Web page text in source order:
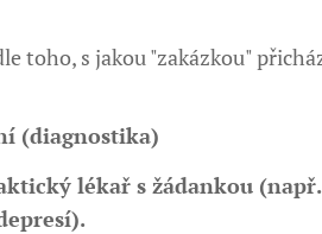
toho, s jakou "zakázkou"
(diagnostika)
lékař s žádankou